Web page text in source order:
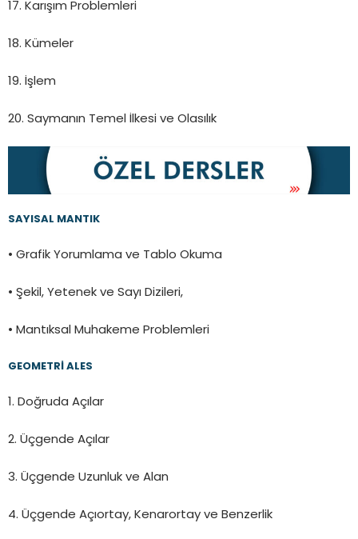
17. Karışım Problemleri
18. Kümeler
19. İşlem
20. Saymanın Temel İlkesi ve Olasılık
SAYISAL MANTIK
• Grafik Yorumlama ve Tablo Okuma
• Şekil, Yetenek ve Sayı Dizileri,
• Mantıksal Muhakeme Problemleri
GEOMETRİ ALES
1. Doğruda Açılar
2. Üçgende Açılar
3. Üçgende Uzunluk ve Alan
4. Üçgende Açıortay, Kenarortay ve Benzerlik